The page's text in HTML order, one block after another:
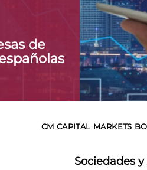
de
CM CAPITAL MARKETS
Sociedades